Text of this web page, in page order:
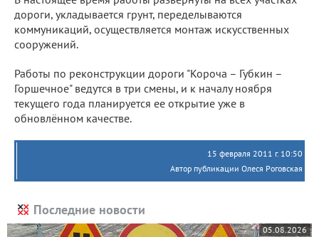
дороги, укладывается грунт, переделываются
коммуникаций, осуществляется монтаж искусственных
сооружений.
Работы по реконструкции дороги "Короча – Губкин –
Горшечное" ведутся в три смены, и к началу ноября
текущего года планируется ее открытие уже в
обновлённом качестве.
15 февраля 2011 г. 10:50
Автор публикации Олеся Роговская
Последние новости
05.08.2026